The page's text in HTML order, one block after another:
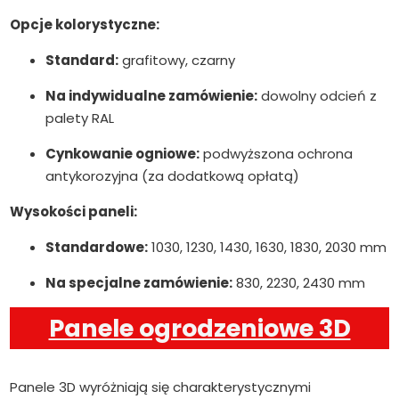
Opcje kolorystyczne:
Standard:grafitowy, czarny
Na indywidualne zamówienie:dowolny odcień z
palety RAL
Cynkowanie ogniowe:podwyższona ochrona
antykorozyjna (za dodatkową opłatą)
Wysokości paneli:
Standardowe:1030, 1230, 1430, 1630, 1830, 2030 mm
Na specjalne zamówienie:830, 2230, 2430 mm
Panele ogrodzeniowe 3D
Panele 3D wyróżniają się charakterystycznymi